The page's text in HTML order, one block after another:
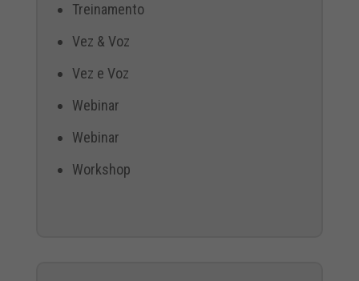
Treinamento
Vez & Voz
Vez e Voz
Webinar
Webinar
Workshop